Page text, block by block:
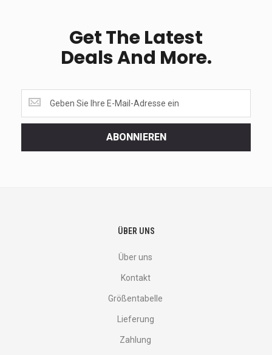
Get The Latest
Deals And More.
the
latest
ABONNIEREN
ÜBER UNS
Über uns
Kontakt
Größentabelle
Lieferung
Zahlung